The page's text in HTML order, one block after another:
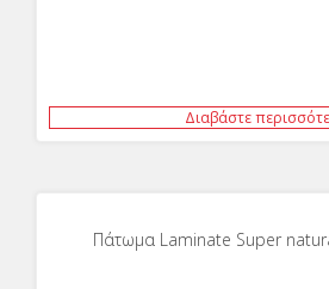
Διαβάστε
Πάτωμα Laminate Super